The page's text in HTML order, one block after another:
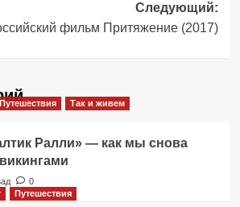
Следующий:
фильм Притяжение (2017)
Путешествия Так и живем
Ралли» — как мы снова
0
Путешествия